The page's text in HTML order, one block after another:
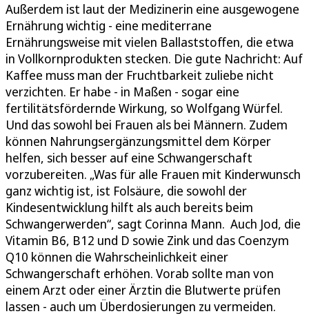
Außerdem ist laut der Medizinerin eine ausgewogene
Ernährung wichtig - eine mediterrane
Ernährungsweise mit vielen Ballaststoffen, die etwa
in Vollkornprodukten stecken. Die gute Nachricht: Auf
Kaffee muss man der Fruchtbarkeit zuliebe nicht
verzichten. Er habe - in Maßen - sogar eine
fertilitätsfördernde Wirkung, so Wolfgang Würfel.
Und das sowohl bei Frauen als bei Männern. Zudem
können Nahrungsergänzungsmittel dem Körper
helfen, sich besser auf eine Schwangerschaft
vorzubereiten. „Was für alle Frauen mit Kinderwunsch
ganz wichtig ist, ist Folsäure, die sowohl der
Kindesentwicklung hilft als auch bereits beim
Schwangerwerden“, sagt Corinna Mann. Auch Jod, die
Vitamin B6, B12 und D sowie Zink und das Coenzym
Q10 können die Wahrscheinlichkeit einer
Schwangerschaft erhöhen. Vorab sollte man von
einem Arzt oder einer Ärztin die Blutwerte prüfen
lassen - auch um Überdosierungen zu vermeiden.